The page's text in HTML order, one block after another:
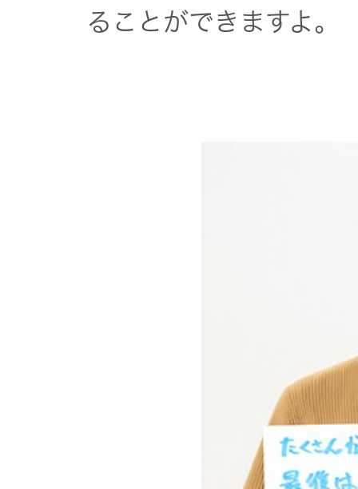
ることができますよ。